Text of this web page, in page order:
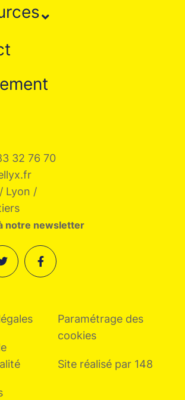
32 76 70
Lyon /
notre newsletter
Paramétrage des
cookies
Site réalisé par 148